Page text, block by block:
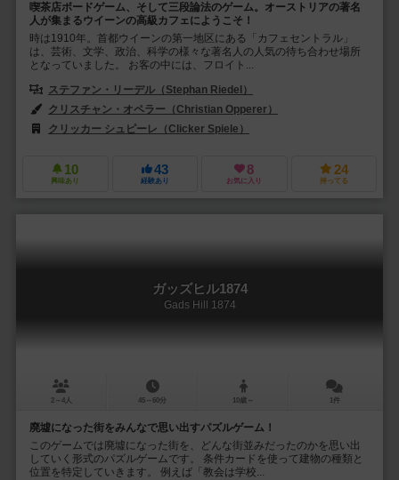
喫茶店ボードゲーム、そして三段論法のゲーム。オーストリアの著名
人が集まるウイーンの高級カフェにようこそ！
時は1910年。首都ウイーンの第一地区にある「カフェセントラル」
は、芸術、文学、政治、科学の様々な著名人の人気の待ち合わせ場所
となっていました。 お客の中には、フロイト...
ステファン・リーデル（Stephan Riedel）
クリスチャン・オペラー（Christian Opperer）
クリッカー シュピーレ（Clicker Spiele）
10
興味あり
43
経験あり
8
お気に入り
24
持ってる
ガッズヒル1874
Gads Hill 1874
2～4人 45～60分 10歳～ 1件
廃墟になった街をみんなで思い出すパズルゲーム！
このゲームでは廃墟になった街を、どんな街並みだったのかを思い出
していく形式のパズルゲームです。 条件カードを使って建物の種類と
位置を特定していきます。 例えば「教会は学校...